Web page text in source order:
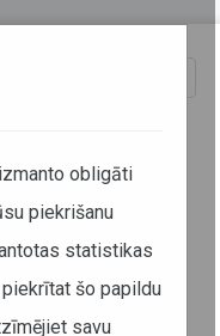
svētkiem Aglonā
būs
reisi
obligāti
piekrišanu
statistikas
šo papildu
savu